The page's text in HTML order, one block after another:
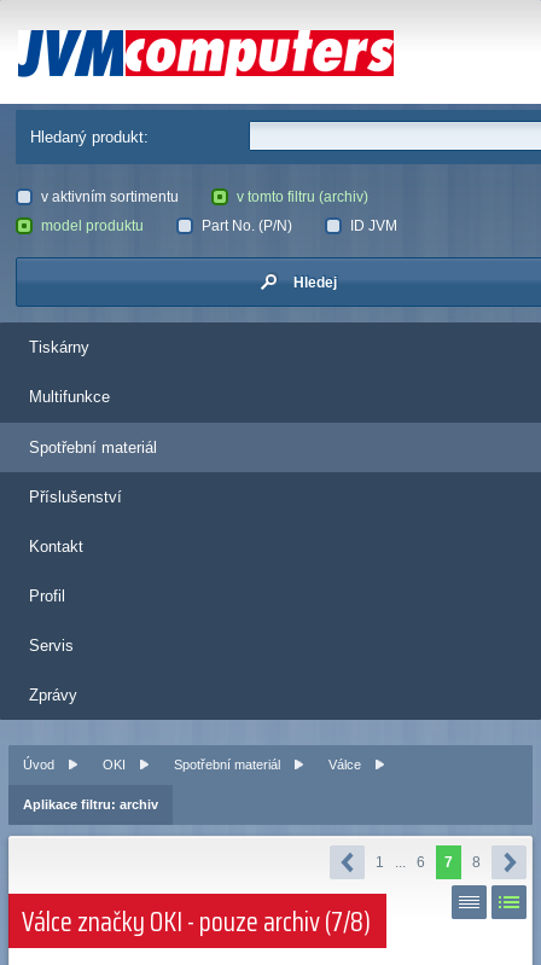
JVM Computers
Hledaný produkt:
v aktivním sortimentu
v tomto filtru (archiv)
model produktu
Part No. (P/N) ID JVM
Hledej
Tiskárny
Multifunkce
Spotřební materiál
Příslušenství
Kontakt
Profil
Servis
Zprávy
Úvod OKI Spotřební materiál Válce
Aplikace filtru: archiv
1 ... 6 7 8
Válce značky OKI - pouze archiv (7/8)